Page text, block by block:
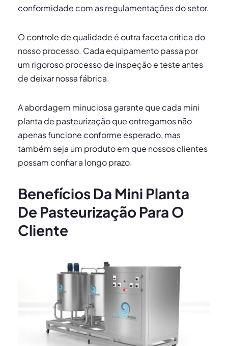
conformidade com as regulamentações do setor.
O controle de qualidade é outra faceta crítica do
nosso processo. Cada equipamento passa por
um rigoroso processo de inspeção e teste antes
de deixar nossa fábrica.
A abordagem minuciosa garante que cada mini
planta de pasteurização que entregamos não
apenas funcione conforme esperado, mas
também seja um produto em que nossos clientes
possam confiar a longo prazo.
Benefícios Da Mini Planta
De Pasteurização Para O
Cliente